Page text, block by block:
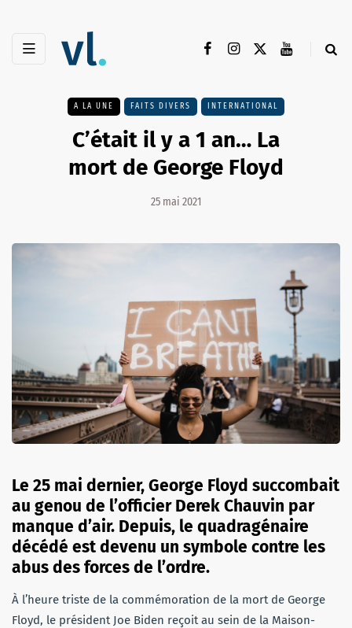
A LA UNE FAITS DIVERS INTERNATIONAL
C’était il y a 1 an… La
mort de George Floyd
25 mai 2021
Le 25 mai dernier, George Floyd succombait
au genou de l’officier Derek Chauvin par
manque d’air. Depuis, le quadragénaire
décédé est devenu un symbole contre les
abus des forces de l’ordre.
À l’heure triste de la commémoration de la mort de George
Floyd, le président Joe Biden reçoit au sein de la Maison-